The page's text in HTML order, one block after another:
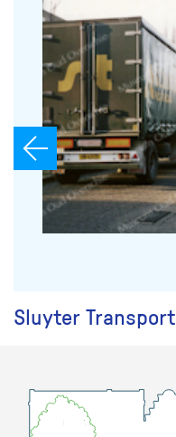
Sluyter Transport